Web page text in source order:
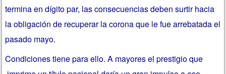
termina en dígito par, las consecuencias deben surtir hacia
la obligación de recuperar la corona que le fue arrebatada el
pasado mayo.
Condiciones tiene para ello. A mayores el prestigio que